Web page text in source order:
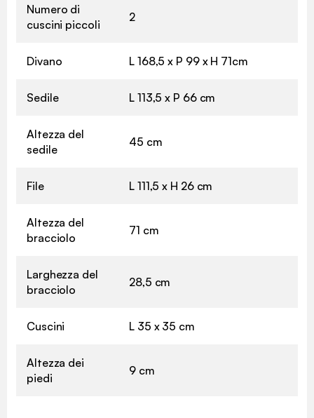
Numero di
cuscini piccoli
2
Divano L 168,5 x P 99 x H 71cm
Sedile L 113,5 x P 66 cm
Altezza del
sedile
45 cm
File L 111,5 x H 26 cm
Altezza del
bracciolo
71 cm
Larghezza del
bracciolo
28,5 cm
Cuscini L 35 x 35 cm
Altezza dei
piedi
9 cm